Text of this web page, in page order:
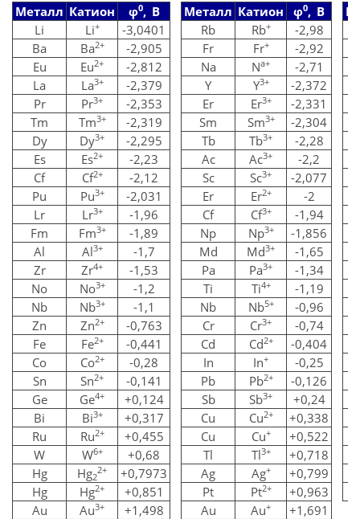
Металл Катион φ0, В Металл Катион φ0, В
Li
Li+ -3,0401 Rb Rb+
-2,98
Ba
Ba2+ -2,905 Fr Fr+
-2,92
Eu
Eu2+ -2,812 Na Na+
-2,71
La
La3+ -2,379 Y Y3+
-2,372
Pr
Pr3+ -2,353 Er Er3+
-2,331
Tm
Tm3+ -2,319 Sm Sm3+
-2,304
Dy
Dy3+ -2,295 Tb Tb3+
-2,28
Es
Es2+ -2,23 Ac Ac3+
-2,2
Cf
Cf2+ -2,12 Sc Sc3+
-2,077
Pu
Pu3+ -2,031 Er Er2+
-2
Lr
Lr3+ -1,96 Cf Cf3+
-1,94
Fm
Fm3+ -1,89 Np Np3+
-1,856
Al
Al3+ -1,7 Md Md3+
-1,65
Zr
Zr4+ -1,53 Pa Pa3+
-1,34
No
No3+ -1,2 Ti Ti4+
-1,19
Nb
Nb3+ -1,1 Nb Nb5+
-0,96
Zn
Zn2+ -0,763 Cr Cr3+
-0,74
Fe
Fe2+ -0,441 Cd Cd2+
-0,404
Co
Co2+ -0,28 In In+
-0,25
Sn
Sn2+ -0,141 Pb Pb2+
-0,126
Ge
Ge4+ +0,124 Sb Sb3+
+0,24
Bi
Bi3+ +0,317 Cu Cu2+
+0,338
Ru
Ru2+ +0,455 Cu Cu+
+0,522
W
W6+ +0,68 Tl Tl3+
+0,718
Hg
Hg2
2+ +0,7973 Ag Ag+
+0,799
Hg
Hg2+ +0,851 Pt Pt2+
+0,963
Au
Au3+ +1,498 Au Au+ +1,691